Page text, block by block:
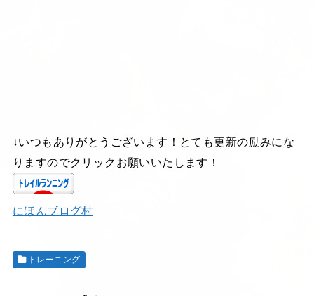
↓いつもありがとうございます！とても更新の励みにな
りますのでクリックお願いいたします！
にほんブログ村
トレーニング